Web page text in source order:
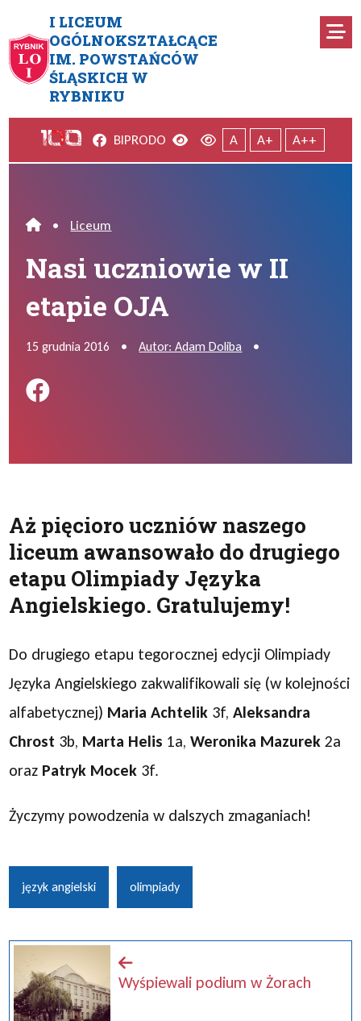
I LICEUM
OGÓLNOKSZTAŁCĄCE
IM. POWSTAŃCÓW
ŚLĄSKICH W
RYBNIKU
Nasi uczniowie w II etapie
Facebook
BIPRODO Wersja kontrastowa
Wersja domyślna
A A+ A++
Home
• Liceum
Nasi uczniowie w II
etapie OJA
15 grudnia 2016 • Autor: Adam Doliba •
Podziel się na FB
Aż pięcioro uczniów naszego
liceum awansowało do drugiego
etapu Olimpiady Języka
Angielskiego. Gratulujemy!
Do drugiego etapu tegorocznej edycji Olimpiady
Języka Angielskiego zakwalifikowali się (w kolejności
alfabetycznej) Maria Achtelik 3f,Aleksandra
Chrost 3b, Marta Helis 1a,Weronika Mazurek 2a
oraz Patryk Mocek 3f.
Życzymy powodzenia w dalszych zmaganiach!
język angielski olimpiady
Wyśpiewali podium w Żorach